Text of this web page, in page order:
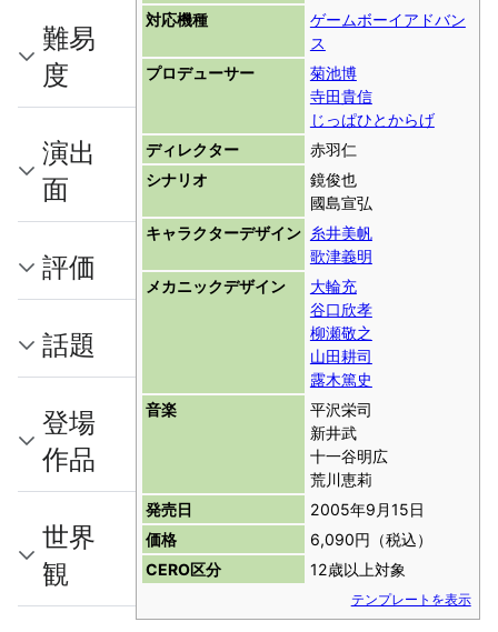
対応機種
ゲームボーイアドバン
ス
プロデューサー
菊池博
寺田貴信
じっぱひとからげ
ディレクター
赤羽仁
シナリオ
鏡俊也
國島宣弘
キャラクターデザイン 糸井美帆
歌津義明
メカニックデザイン
大輪充
谷口欣孝
柳瀬敬之
山田耕司
露木篤史
音楽
平沢栄司
新井武
十一谷明広
荒川恵莉
発売日
2005年9月15日
価格
6,090円（税込）
CERO区分
12歳以上対象
テンプレートを表示
難易
度
演出
面
評価
話題
登場
作品
世界
観